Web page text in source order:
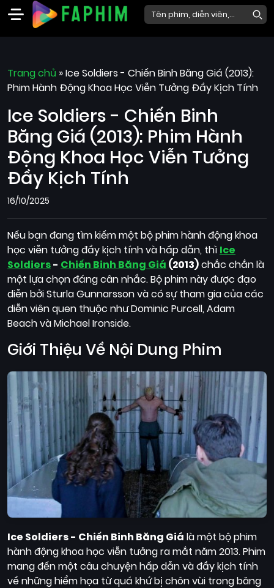
Phim
Mới
Phim
Lẻ
Phim
Bộ
Phim
Chiếu
Rạp
Thể
loại
Quốc
Gia
Blog
Bộ
tập
Trang chủ »Ice Soldiers - Chiến Binh Băng Giá (2013):
Phim Hành Động Khoa Học Viễn Tưởng Đầy Kịch Tính
Ice Soldiers - Chiến Binh
Băng Giá (2013): Phim Hành
Động Khoa Học Viễn Tưởng
Đầy Kịch Tính
16/10/2025
Nếu bạn đang tìm kiếm một bộ phim hành động khoa
học viễn tưởng đầy kịch tính và hấp dẫn, thì Ice
Soldiers- Chiến Binh Băng Giá (2013)chắc chắn là
một lựa chọn đáng cân nhắc. Bộ phim này được đạo
diễn bởi Sturla Gunnarsson và có sự tham gia của các
diễn viên quen thuộc như Dominic Purcell, Adam
Beach và Michael Ironside.
Giới Thiệu Về Nội Dung Phim
Ice Soldiers - Chiến Binh Băng Giá là một bộ phim
hành động khoa học viễn tưởng ra mắt năm 2013. Phim
mang đến một câu chuyện hấp dẫn và đầy kịch tính
về những hiểm họa từ quá khứ bị chôn vùi trong băng